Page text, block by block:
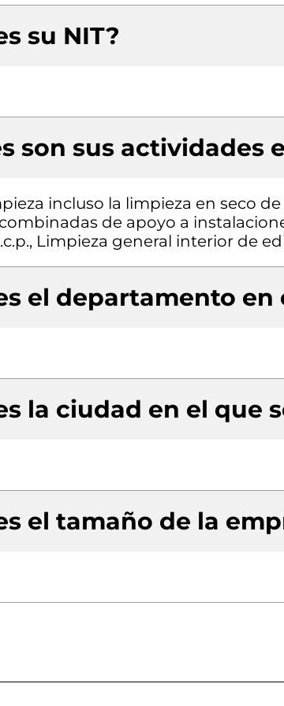
su NIT?
son sus actividades
incluso la limpieza en seco
de apoyo a
Limpieza general interior de
el departamento en
la ciudad en el que
el tamaño de la